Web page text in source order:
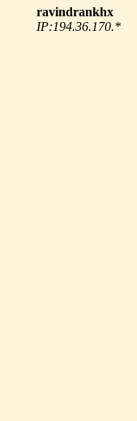
ravindrankhx
IP:194.36.170.*